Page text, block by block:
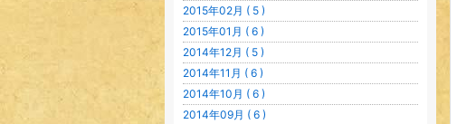
2015年02月 ( 5 )
2015年01月 ( 6 )
2014年12月 ( 5 )
2014年11月 ( 6 )
2014年10月 ( 6 )
2014年09月 ( 6 )